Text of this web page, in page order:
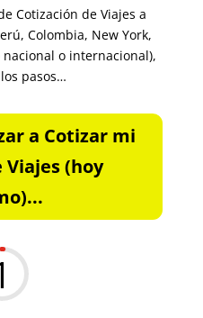
Cotización de Viajes a
Colombia, New York,
o internacional),
pasos…
a Cotizar mi
Viajes (hoy